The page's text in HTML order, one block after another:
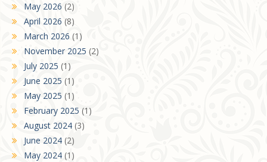
May 2026 (2)
April 2026 (8)
March 2026 (1)
November 2025 (2)
July 2025 (1)
June 2025 (1)
May 2025 (1)
February 2025 (1)
August 2024 (3)
June 2024 (2)
May 2024 (1)